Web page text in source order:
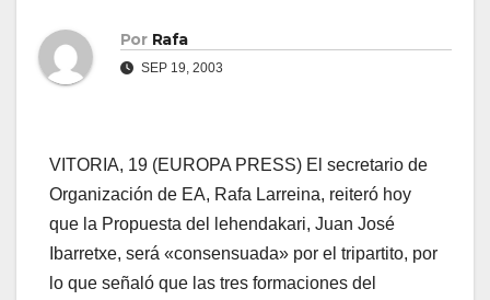
Por Rafa
SEP 19, 2003
VITORIA, 19 (EUROPA PRESS) El secretario de
Organización de EA, Rafa Larreina, reiteró hoy
que la Propuesta del lehendakari, Juan José
Ibarretxe, será «consensuada» por el tripartito, por
lo que señaló que las tres formaciones del